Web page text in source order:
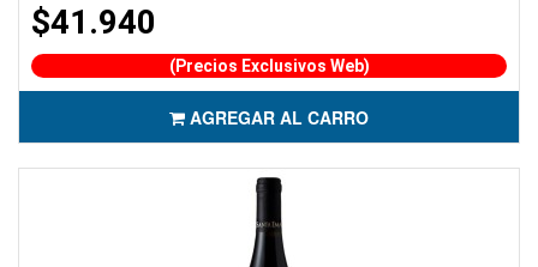
$41.940
(Precios Exclusivos Web)
AGREGAR AL CARRO